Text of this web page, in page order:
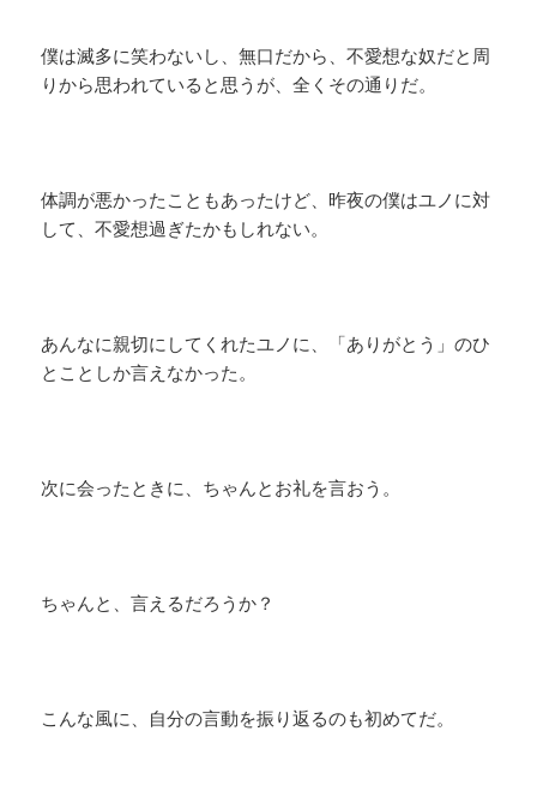
僕は滅多に笑わないし、無口だから、不愛想な奴だと周
りから思われていると思うが、全くその通りだ。
体調が悪かったこともあったけど、昨夜の僕はユノに対
して、不愛想過ぎたかもしれない。
あんなに親切にしてくれたユノに、「ありがとう」のひ
とことしか言えなかった。
次に会ったときに、ちゃんとお礼を言おう。
ちゃんと、言えるだろうか？
​こんな風に、自分の言動を振り返るのも初めてだ。